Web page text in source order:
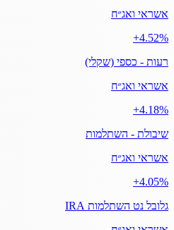
אשראי ואג״ח
‎+4.52%
רעות - כספי (שקלי)
אשראי ואג״ח
‎+4.18%
שיבולת - השתלמות
אשראי ואג״ח
‎+4.05%
גלובל נט השתלמות IRA